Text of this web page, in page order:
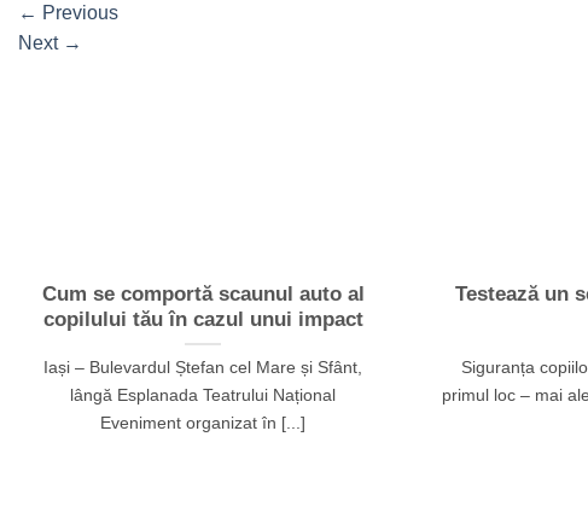
← Previous
Next →
Cum se comportă scaunul auto al
copilului tău în cazul unui impact
Iași – Bulevardul Ștefan cel Mare și Sfânt,
lângă Esplanada Teatrului Național
Eveniment organizat în [...]
Testează un
Siguranța
primul loc – mai